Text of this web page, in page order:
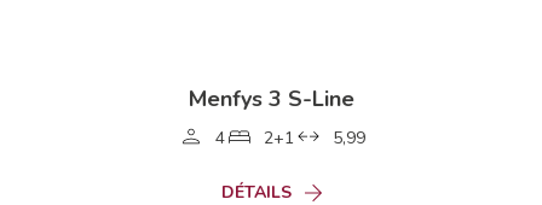
Menfys 3 S-Line
4 2+1 5,99
DÉTAILS